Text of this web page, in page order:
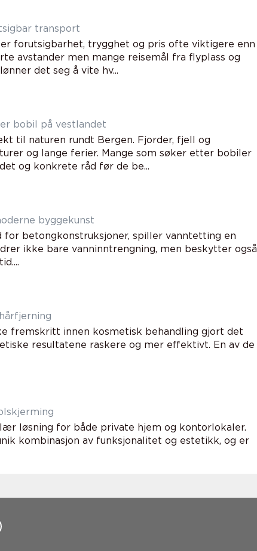
forutsigbar transport
forutsigbarhet, trygghet og pris ofte viktigere enn
avstander men mange reisemål fra flyplass og
det seg å vite hv...
velger bobil på vestlandet
til naturen rundt Bergen. Fjorder, fjell og
og lange ferier. Mange som søker etter bobiler
og konkrete råd før de be...
byggekunst
betongkonstruksjoner, spiller vanntetting en
ikke bare vanninntrengning, men beskytter også
fremskritt innen kosmetisk behandling gjort det
resultatene raskere og mer effektivt. En av de
løsning for både private hjem og kontorlokaler.
kombinasjon av funksjonalitet og estetikk, og er